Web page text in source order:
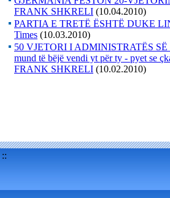
FRANK SHKRELI (10.04.2010)
PARTIA E TRETË ËSHTË DUKE
Times (10.03.2010)
50 VJETORI I ADMINISTRATËS
mund të bëjë vendi yt për ty - pyet se
FRANK SHKRELI (10.02.2010)
::